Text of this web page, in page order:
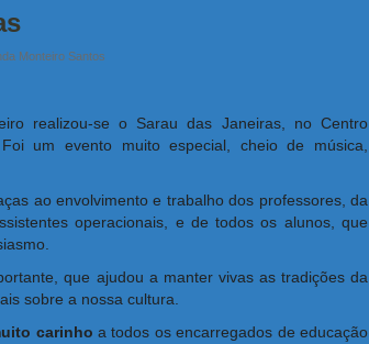
Monteiro Santos
realizou-se o Sarau das Janeiras, no Centro
um evento muito especial, cheio de música,
ao envolvimento e trabalho dos professores, da
operacionais, e de todos os alunos, que
que ajudou a manter vivas as tradições da
sobre a nossa cultura.
carinho a todos os encarregados de educação